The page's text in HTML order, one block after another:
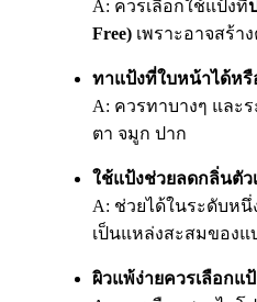
A: ควรเลือกใช้แป้งที่
Free)เพราะอาจสร้า
ทาแป้งที่ใบหน้าได้หรื
A: ควรทาบางๆ และ
ตา จมูก ปาก
ใช้แป้งช่วยลดกลิ่นตัว
A: ช่วยได้ในระดับห
เป็นแหล่งสะสมของแ
ผิวแพ้ง่ายควรเลือกแ